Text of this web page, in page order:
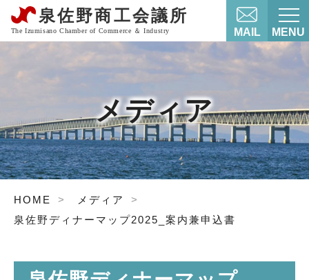
MAIL MENU
メディア
HOME
メディア
泉佐野ディナーマップ2025_案内兼申込書